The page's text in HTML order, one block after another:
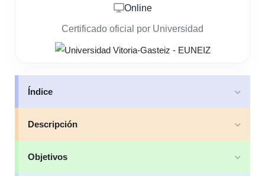
Online
Certificado oficial por Universidad
Índice
Descripción
Objetivos